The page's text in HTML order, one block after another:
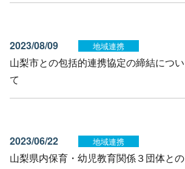
2023/08/09 地域連携
山梨市との包括的連携協定の締結につい
て
2023/06/22 地域連携
山梨県内保育・幼児教育関係３団体との